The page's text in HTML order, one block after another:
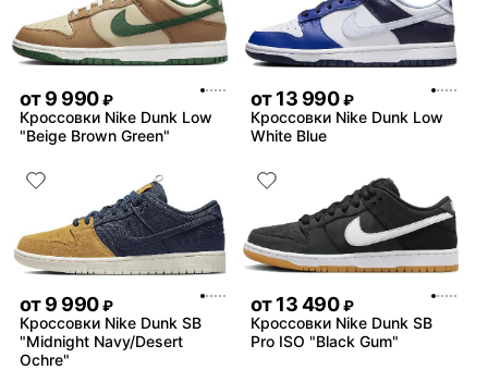
от9 990 ₽
Кроссовки Nike Dunk Low
"Beige Brown Green"
от13 990 ₽
Кроссовки Nike Dunk Low
White Blue
от9 990 ₽
Кроссовки Nike Dunk SB
"Midnight Navy/Desert
Ochre"
от13 490 ₽
Кроссовки Nike Dunk SB
Pro ISO "Black Gum"